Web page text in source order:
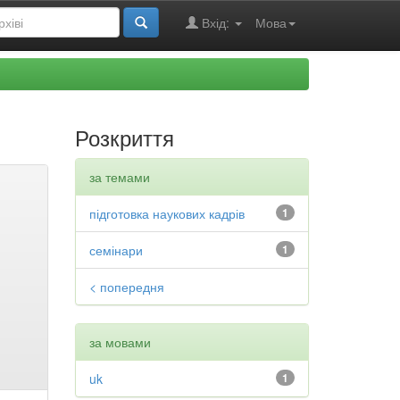
Мова
Вхід:
Розкриття
за темами
1
підготовка наукових кадрів
1
семінари
< попередня
за мовами
1
uk